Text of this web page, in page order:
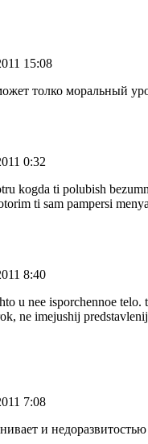
15:08
толко моральный
0:32
kogda ti polubish
ti sam pampersi
8:40
u nee isporchennoe telo.
ne imejushij
7:08
и недоразвитостью